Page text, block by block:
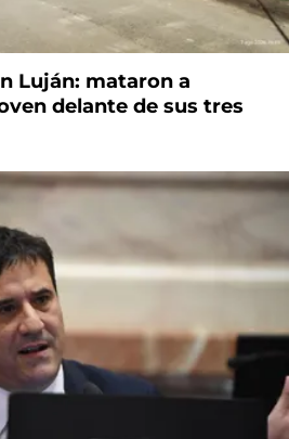
Luján: mataron a
delante de sus tres